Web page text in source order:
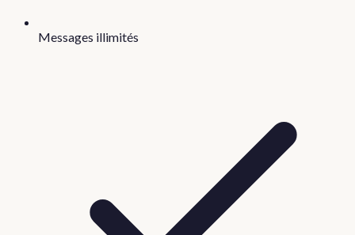
Messages illimités